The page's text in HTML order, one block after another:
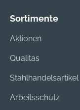
Sortimente
Aktionen
Qualitas
Stahlhandelsartikel
Arbeitsschutz